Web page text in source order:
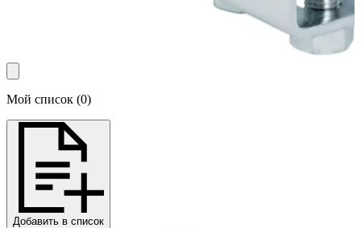
Мой список (0)
Добавить в список